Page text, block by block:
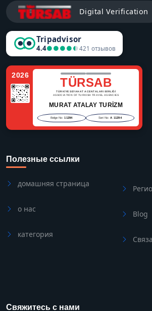
Digital Verification
Tripadvisor
4.4●●●●●
●●●●●421 отзывов
2026
TÜRSAB
TÜRKİYE SEYAHAT ACENTALARI BİRLİĞİ
ASSOCIATION OF TURKISH TRAVEL AGENCIES
MURAT ATALAY TURİZM
Belge No: 11294 Seri No: A 11294
Полезные ссылки
домашняя страница
о нас
категория
Blog
Свяжитесь с нами